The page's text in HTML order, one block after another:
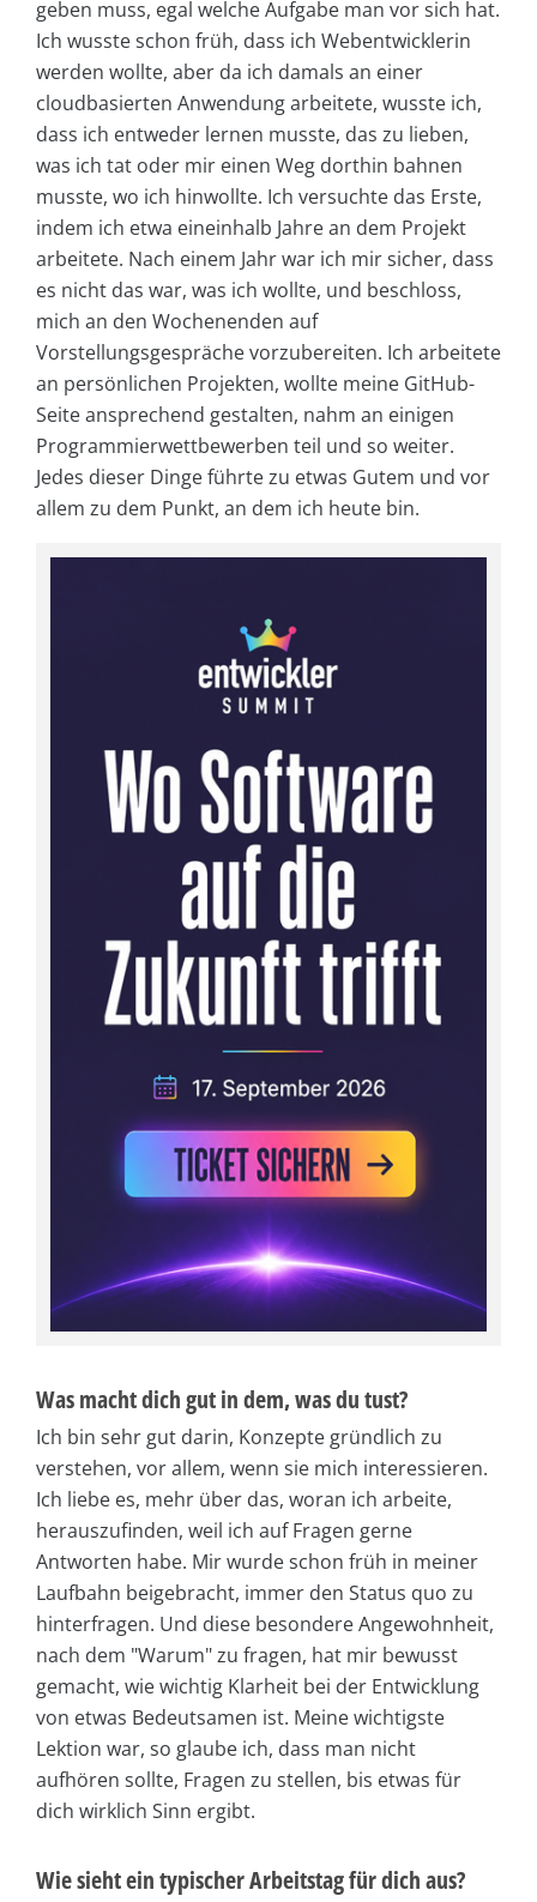
geben muss, egal welche Aufgabe man vor sich hat.
Ich wusste schon früh, dass ich Webentwicklerin
werden wollte, aber da ich damals an einer
cloudbasierten Anwendung arbeitete, wusste ich,
dass ich entweder lernen musste, das zu lieben,
was ich tat oder mir einen Weg dorthin bahnen
musste, wo ich hinwollte. Ich versuchte das Erste,
indem ich etwa eineinhalb Jahre an dem Projekt
arbeitete. Nach einem Jahr war ich mir sicher, dass
es nicht das war, was ich wollte, und beschloss,
mich an den Wochenenden auf
Vorstellungsgespräche vorzubereiten. Ich arbeitete
an persönlichen Projekten, wollte meine GitHub-
Seite ansprechend gestalten, nahm an einigen
Programmierwettbewerben teil und so weiter.
Jedes dieser Dinge führte zu etwas Gutem und vor
allem zu dem Punkt, an dem ich heute bin.
Was macht dich gut in dem, was du tust?
Ich bin sehr gut darin, Konzepte gründlich zu
verstehen, vor allem, wenn sie mich interessieren.
Ich liebe es, mehr über das, woran ich arbeite,
herauszufinden, weil ich auf Fragen gerne
Antworten habe. Mir wurde schon früh in meiner
Laufbahn beigebracht, immer den Status quo zu
hinterfragen. Und diese besondere Angewohnheit,
nach dem "Warum" zu fragen, hat mir bewusst
gemacht, wie wichtig Klarheit bei der Entwicklung
von etwas Bedeutsamen ist. Meine wichtigste
Lektion war, so glaube ich, dass man nicht
aufhören sollte, Fragen zu stellen, bis etwas für
dich wirklich Sinn ergibt.
Wie sieht ein typischer Arbeitstag für dich aus?